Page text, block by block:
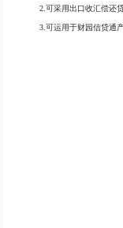
2.可采用出口收汇偿还贷
3.可运用于财园信贷通产